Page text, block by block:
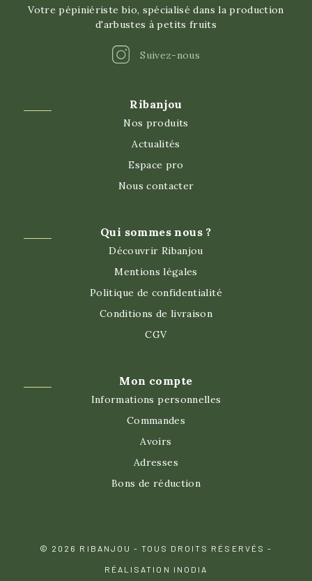
Votre pépiniériste bio, spécialisé dans la production
d'arbustes à petits fruits
Suivez-nous
Instagram
Ribanjou
Nos produits
Actualités
Espace pro
Nous contacter
Qui sommes nous ?
Découvrir Ribanjou
Mentions légales
Politique de confidentialité
Conditions de livraison
CGV
Mon compte
Informations personnelles
Commandes
Avoirs
Adresses
Bons de réduction
© 2026 RIBANJOU - TOUS DROITS RÉSERVÉS -
RÉALISATION INODIA